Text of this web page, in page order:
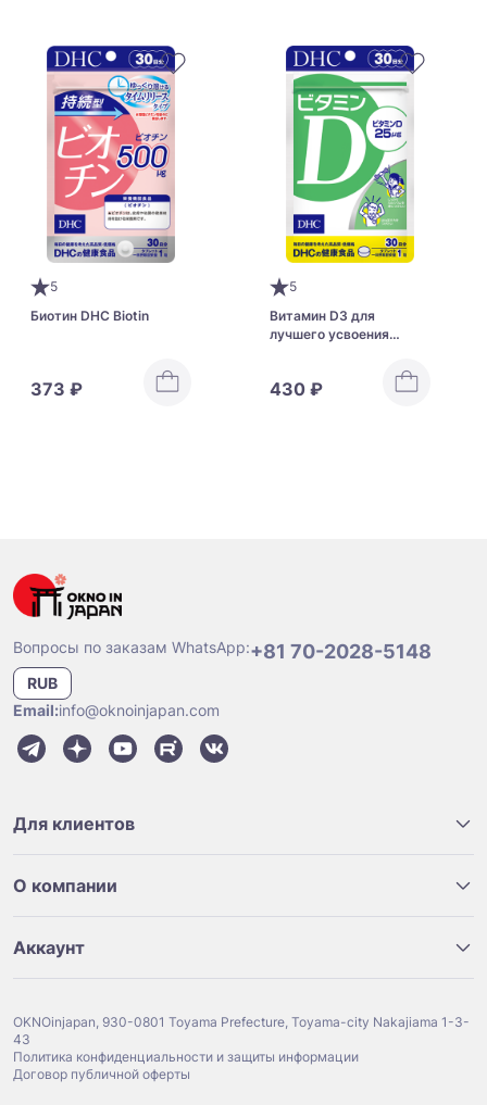
5
Биотин DHC Biotin
373 ₽
5
Витамин D3 для
лучшего усвоения
430 ₽
Вопросы по заказам WhatsApp:+81 70-2028-5148
RUB
Email:info@oknoinjapan.com
Для клиентов
О компании
Аккаунт
OKNOinjapan, 930-0801 Toyama Prefecture, Toyama-city Nakajiama 1-3-
43
Политика конфиденциальности и защиты информации
Договор публичной оферты